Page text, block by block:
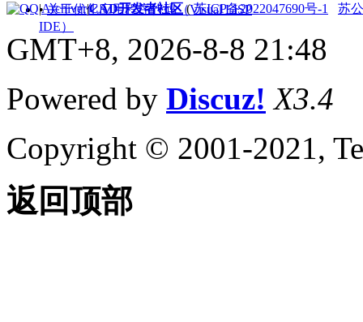
关于设置可固定窗口、
关于使用基于任务的工
作空间
配置
管理图形和其他文件
关于测量单位
关于单位格式惯例
关于将云存储用于图形
使用图形版本历史的步骤
•关于优化应用程序代码（Visual LISP
IDE）
|Archiver|CAD开发者社区(苏ICP备2022047690号-1 苏
GMT+8, 2026-8-8 21:48
Powered by Discuz! X3.4
Copyright © 2001-2021,
返回顶部